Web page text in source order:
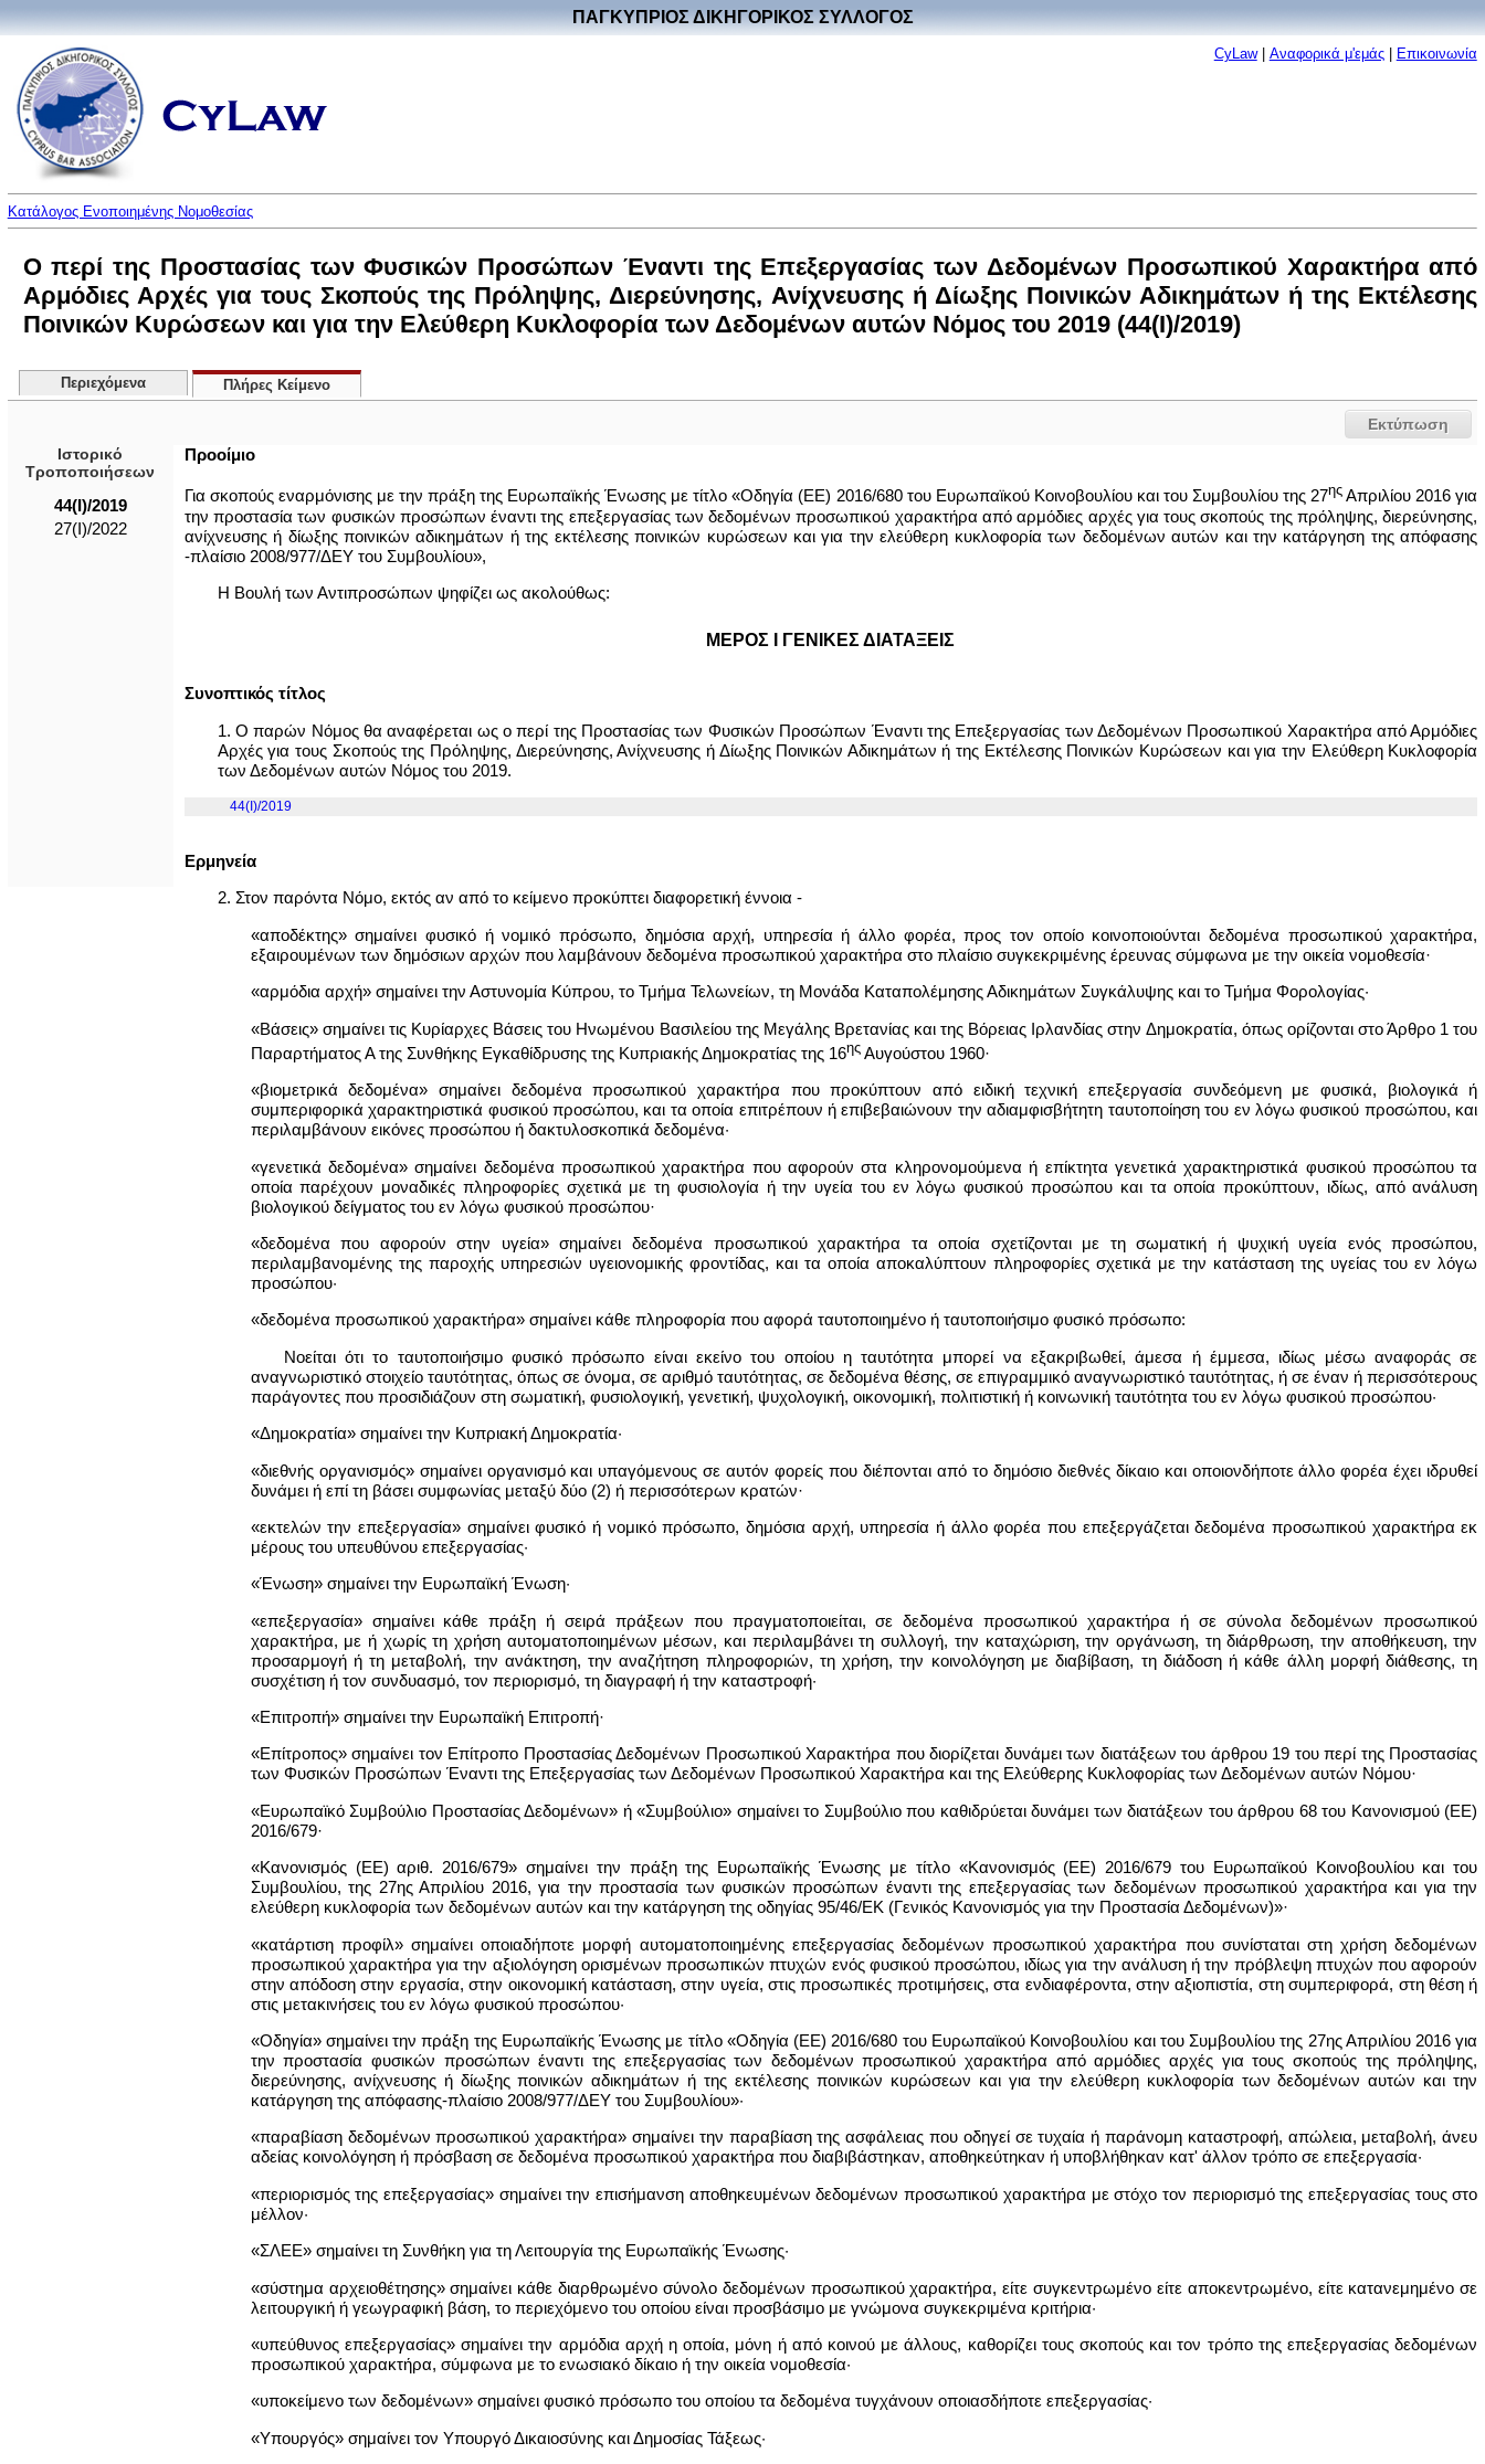
ΠΑΓΚΥΠΡΙΟΣ ΔΙΚΗΓΟΡΙΚΟΣ ΣΥΛΛΟΓΟΣ
CyLaw| Αναφορικά μ'εμάς| Επικοινωνία
Κατάλογος Ενοποιημένης Νομοθεσίας
Ο περί της Προστασίας των Φυσικών Προσώπων Έναντι της Επεξεργασίας των Δεδομένων Προσωπικού Χαρακτήρα από
Αρμόδιες Αρχές για τους Σκοπούς της Πρόληψης, Διερεύνησης, Ανίχνευσης ή Δίωξης Ποινικών Αδικημάτων ή της Εκτέλεσης
Ποινικών Κυρώσεων και για την Ελεύθερη Κυκλοφορία των Δεδομένων αυτών Νόμος του 2019 (44(I)/2019)
Περιεχόμενα Πλήρες Κείμενο
Εκτύπωση
Ιστορικό
Τροποποιήσεων
44(I)/2019
27(I)/2022
Προοίμιο
Για σκοπούς εναρμόνισης με την πράξη της Ευρωπαϊκής Ένωσης με τίτλο «Οδηγία (ΕΕ) 2016/680 του Ευρωπαϊκού Κοινοβουλίου και του Συμβουλίου της 27ης Απριλίου 2016 για
την προστασία των φυσικών προσώπων έναντι της επεξεργασίας των δεδομένων προσωπικού χαρακτήρα από αρμόδιες αρχές για τους σκοπούς της πρόληψης, διερεύνησης,
ανίχνευσης ή δίωξης ποινικών αδικημάτων ή της εκτέλεσης ποινικών κυρώσεων και για την ελεύθερη κυκλοφορία των δεδομένων αυτών και την κατάργηση της απόφασης
-πλαίσιο 2008/977/ΔΕΥ του Συμβουλίου»,
Η Βουλή των Αντιπροσώπων ψηφίζει ως ακολούθως:
ΜΕΡΟΣ Ι ΓΕΝΙΚΕΣ ΔΙΑΤΑΞΕΙΣ
Συνοπτικός τίτλος
1. Ο παρών Νόμος θα αναφέρεται ως ο περί της Προστασίας των Φυσικών Προσώπων Έναντι της Επεξεργασίας των Δεδομένων Προσωπικού Χαρακτήρα από Αρμόδιες
Αρχές για τους Σκοπούς της Πρόληψης, Διερεύνησης, Ανίχνευσης ή Δίωξης Ποινικών Αδικημάτων ή της Εκτέλεσης Ποινικών Κυρώσεων και για την Ελεύθερη Κυκλοφορία
των Δεδομένων αυτών Νόμος του 2019.
44(I)/2019
Ερμηνεία
2. Στον παρόντα Νόμο, εκτός αν από το κείμενο προκύπτει διαφορετική έννοια -
«αποδέκτης» σημαίνει φυσικό ή νομικό πρόσωπο, δημόσια αρχή, υπηρεσία ή άλλο φορέα, προς τον οποίο κοινοποιούνται δεδομένα προσωπικού χαρακτήρα,
εξαιρουμένων των δημόσιων αρχών που λαμβάνουν δεδομένα προσωπικού χαρακτήρα στο πλαίσιο συγκεκριμένης έρευνας σύμφωνα με την οικεία νομοθεσία·
«αρμόδια αρχή» σημαίνει την Αστυνομία Κύπρου, το Τμήμα Τελωνείων, τη Μονάδα Καταπολέμησης Αδικημάτων Συγκάλυψης και το Τμήμα Φορολογίας·
«Βάσεις» σημαίνει τις Κυρίαρχες Βάσεις του Ηνωμένου Βασιλείου της Μεγάλης Βρετανίας και της Βόρειας Ιρλανδίας στην Δημοκρατία, όπως ορίζονται στο Άρθρο 1 του
Παραρτήματος Α της Συνθήκης Εγκαθίδρυσης της Κυπριακής Δημοκρατίας της 16ηςΑυγούστου 1960·
«βιομετρικά δεδομένα» σημαίνει δεδομένα προσωπικού χαρακτήρα που προκύπτουν από ειδική τεχνική επεξεργασία συνδεόμενη με φυσικά, βιολογικά ή
συμπεριφορικά χαρακτηριστικά φυσικού προσώπου, και τα οποία επιτρέπουν ή επιβεβαιώνουν την αδιαμφισβήτητη ταυτοποίηση του εν λόγω φυσικού προσώπου, και
περιλαμβάνουν εικόνες προσώπου ή δακτυλοσκοπικά δεδομένα·
«γενετικά δεδομένα» σημαίνει δεδομένα προσωπικού χαρακτήρα που αφορούν στα κληρονομούμενα ή επίκτητα γενετικά χαρακτηριστικά φυσικού προσώπου τα
οποία παρέχουν μοναδικές πληροφορίες σχετικά με τη φυσιολογία ή την υγεία του εν λόγω φυσικού προσώπου και τα οποία προκύπτουν, ιδίως, από ανάλυση
βιολογικού δείγματος του εν λόγω φυσικού προσώπου·
«δεδομένα που αφορούν στην υγεία» σημαίνει δεδομένα προσωπικού χαρακτήρα τα οποία σχετίζονται με τη σωματική ή ψυχική υγεία ενός προσώπου,
περιλαμβανομένης της παροχής υπηρεσιών υγειονομικής φροντίδας, και τα οποία αποκαλύπτουν πληροφορίες σχετικά με την κατάσταση της υγείας του εν λόγω
προσώπου·
«δεδομένα προσωπικού χαρακτήρα» σημαίνει κάθε πληροφορία που αφορά ταυτοποιημένο ή ταυτοποιήσιμο φυσικό πρόσωπο:
Νοείται ότι το ταυτοποιήσιμο φυσικό πρόσωπο είναι εκείνο του οποίου η ταυτότητα μπορεί να εξακριβωθεί, άμεσα ή έμμεσα, ιδίως μέσω αναφοράς σε
αναγνωριστικό στοιχείο ταυτότητας, όπως σε όνομα, σε αριθμό ταυτότητας, σε δεδομένα θέσης, σε επιγραμμικό αναγνωριστικό ταυτότητας, ή σε έναν ή περισσότερους
παράγοντες που προσιδιάζουν στη σωματική, φυσιολογική, γενετική, ψυχολογική, οικονομική, πολιτιστική ή κοινωνική ταυτότητα του εν λόγω φυσικού προσώπου·
«Δημοκρατία» σημαίνει την Κυπριακή Δημοκρατία·
«διεθνής οργανισμός» σημαίνει οργανισμό και υπαγόμενους σε αυτόν φορείς που διέπονται από το δημόσιο διεθνές δίκαιο και οποιονδήποτε άλλο φορέα έχει ιδρυθεί
δυνάμει ή επί τη βάσει συμφωνίας μεταξύ δύο (2) ή περισσότερων κρατών·
«εκτελών την επεξεργασία» σημαίνει φυσικό ή νομικό πρόσωπο, δημόσια αρχή, υπηρεσία ή άλλο φορέα που επεξεργάζεται δεδομένα προσωπικού χαρακτήρα εκ
μέρους του υπευθύνου επεξεργασίας·
«Ένωση» σημαίνει την Ευρωπαϊκή Ένωση·
«επεξεργασία» σημαίνει κάθε πράξη ή σειρά πράξεων που πραγματοποιείται, σε δεδομένα προσωπικού χαρακτήρα ή σε σύνολα δεδομένων προσωπικού
χαρακτήρα, με ή χωρίς τη χρήση αυτοματοποιημένων μέσων, και περιλαμβάνει τη συλλογή, την καταχώριση, την οργάνωση, τη διάρθρωση, την αποθήκευση, την
προσαρμογή ή τη μεταβολή, την ανάκτηση, την αναζήτηση πληροφοριών, τη χρήση, την κοινολόγηση με διαβίβαση, τη διάδοση ή κάθε άλλη μορφή διάθεσης, τη
συσχέτιση ή τον συνδυασμό, τον περιορισμό, τη διαγραφή ή την καταστροφή·
«Επιτροπή» σημαίνει την Ευρωπαϊκή Επιτροπή·
«Επίτροπος» σημαίνει τον Επίτροπο Προστασίας Δεδομένων Προσωπικού Χαρακτήρα που διορίζεται δυνάμει των διατάξεων του άρθρου 19 του περί της Προστασίας
των Φυσικών Προσώπων Έναντι της Επεξεργασίας των Δεδομένων Προσωπικού Χαρακτήρα και της Ελεύθερης Κυκλοφορίας των Δεδομένων αυτών Νόμου·
«Ευρωπαϊκό Συμβούλιο Προστασίας Δεδομένων» ή «Συμβούλιο» σημαίνει το Συμβούλιο που καθιδρύεται δυνάμει των διατάξεων του άρθρου 68 του Κανονισμού (ΕΕ)
2016/679·
«Κανονισμός (ΕΕ) αριθ. 2016/679» σημαίνει την πράξη της Ευρωπαϊκής Ένωσης με τίτλο «Κανονισμός (ΕΕ) 2016/679 του Ευρωπαϊκού Κοινοβουλίου και του
Συμβουλίου, της 27ης Απριλίου 2016, για την προστασία των φυσικών προσώπων έναντι της επεξεργασίας των δεδομένων προσωπικού χαρακτήρα και για την
ελεύθερη κυκλοφορία των δεδομένων αυτών και την κατάργηση της οδηγίας 95/46/ΕΚ (Γενικός Κανονισμός για την Προστασία Δεδομένων)»·
«κατάρτιση προφίλ» σημαίνει οποιαδήποτε μορφή αυτοματοποιημένης επεξεργασίας δεδομένων προσωπικού χαρακτήρα που συνίσταται στη χρήση δεδομένων
προσωπικού χαρακτήρα για την αξιολόγηση ορισμένων προσωπικών πτυχών ενός φυσικού προσώπου, ιδίως για την ανάλυση ή την πρόβλεψη πτυχών που αφορούν
στην απόδοση στην εργασία, στην οικονομική κατάσταση, στην υγεία, στις προσωπικές προτιμήσεις, στα ενδιαφέροντα, στην αξιοπιστία, στη συμπεριφορά, στη θέση ή
στις μετακινήσεις του εν λόγω φυσικού προσώπου·
«Οδηγία» σημαίνει την πράξη της Ευρωπαϊκής Ένωσης με τίτλο «Οδηγία (ΕΕ) 2016/680 του Ευρωπαϊκού Κοινοβουλίου και του Συμβουλίου της 27ης Απριλίου 2016 για
την προστασία φυσικών προσώπων έναντι της επεξεργασίας των δεδομένων προσωπικού χαρακτήρα από αρμόδιες αρχές για τους σκοπούς της πρόληψης,
διερεύνησης, ανίχνευσης ή δίωξης ποινικών αδικημάτων ή της εκτέλεσης ποινικών κυρώσεων και για την ελεύθερη κυκλοφορία των δεδομένων αυτών και την
κατάργηση της απόφασης-πλαίσιο 2008/977/ΔΕΥ του Συμβουλίου»·
«παραβίαση δεδομένων προσωπικού χαρακτήρα» σημαίνει την παραβίαση της ασφάλειας που οδηγεί σε τυχαία ή παράνομη καταστροφή, απώλεια, μεταβολή, άνευ
αδείας κοινολόγηση ή πρόσβαση σε δεδομένα προσωπικού χαρακτήρα που διαβιβάστηκαν, αποθηκεύτηκαν ή υποβλήθηκαν κατ' άλλον τρόπο σε επεξεργασία·
«περιορισμός της επεξεργασίας» σημαίνει την επισήμανση αποθηκευμένων δεδομένων προσωπικού χαρακτήρα με στόχο τον περιορισμό της επεξεργασίας τους στο
μέλλον·
«ΣΛΕΕ» σημαίνει τη Συνθήκη για τη Λειτουργία της Ευρωπαϊκής Ένωσης·
«σύστημα αρχειοθέτησης» σημαίνει κάθε διαρθρωμένο σύνολο δεδομένων προσωπικού χαρακτήρα, είτε συγκεντρωμένο είτε αποκεντρωμένο, είτε κατανεμημένο σε
λειτουργική ή γεωγραφική βάση, το περιεχόμενο του οποίου είναι προσβάσιμο με γνώμονα συγκεκριμένα κριτήρια·
«υπεύθυνος επεξεργασίας» σημαίνει την αρμόδια αρχή η οποία, μόνη ή από κοινού με άλλους, καθορίζει τους σκοπούς και τον τρόπο της επεξεργασίας δεδομένων
προσωπικού χαρακτήρα, σύμφωνα με το ενωσιακό δίκαιο ή την οικεία νομοθεσία·
«υποκείμενο των δεδομένων» σημαίνει φυσικό πρόσωπο του οποίου τα δεδομένα τυγχάνουν οποιασδήποτε επεξεργασίας·
«Υπουργός» σημαίνει τον Υπουργό Δικαιοσύνης και Δημοσίας Τάξεως·